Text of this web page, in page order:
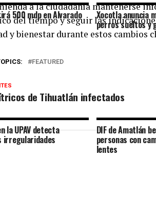
a la ciudadanía mantenerse
del tiempo y seguir las
y bienestar durante estos cambios
FEATURED
de Tihuatlán infectados
500 mdp en Alvarado Xocotla anuncia
perros sueltos y
la UPAV detecta
irregularidades
DIF de Amatlán
personas con
lentes